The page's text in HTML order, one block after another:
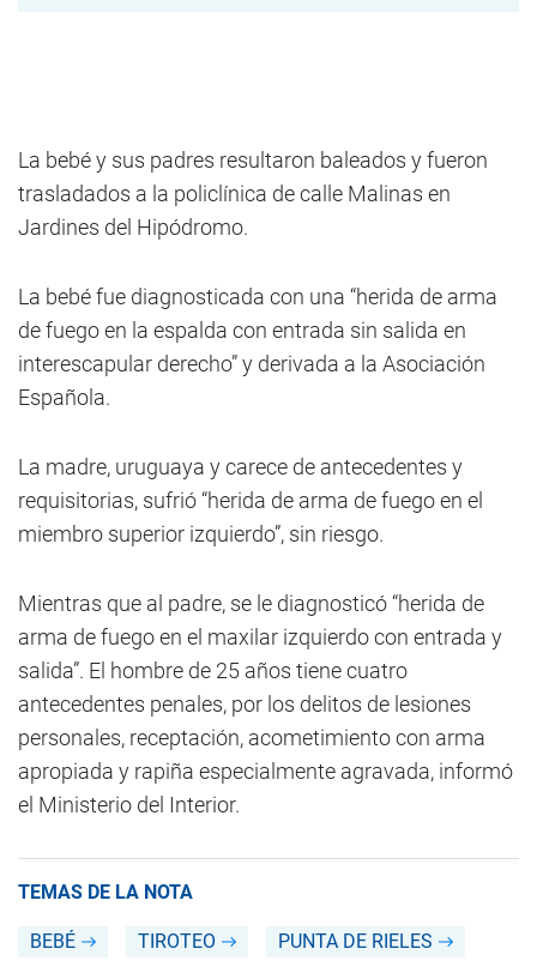
La bebé y sus padres resultaron baleados y fueron
trasladados a la policlínica de calle Malinas en
Jardines del Hipódromo.
La bebé fue diagnosticada con una “herida de arma
de fuego en la espalda con entrada sin salida en
interescapular derecho” y derivada a la Asociación
Española.
La madre, uruguaya y carece de antecedentes y
requisitorias, sufrió “herida de arma de fuego en el
miembro superior izquierdo”, sin riesgo.
Mientras que al padre, se le diagnosticó “herida de
arma de fuego en el maxilar izquierdo con entrada y
salida”. El hombre de 25 años tiene cuatro
antecedentes penales, por los delitos de lesiones
personales, receptación, acometimiento con arma
apropiada y rapiña especialmente agravada, informó
el Ministerio del Interior.
TEMAS DE LA NOTA
BEBÉ TIROTEO PUNTA DE RIELES